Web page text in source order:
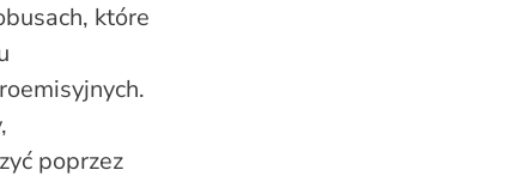
które
poprzez